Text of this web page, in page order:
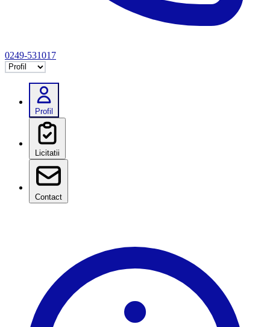
0249-531017
Selectează tab
Profil
Licitatii
Contact